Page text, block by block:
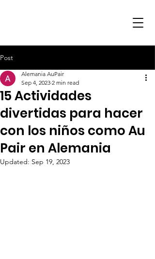
Post
15 Actividades
divertidas para hacer
con los niños como Au
Pair en Alemania
Alemania AuPair
Sep 4, 2023 2 min read
Updated: Sep 19, 2023